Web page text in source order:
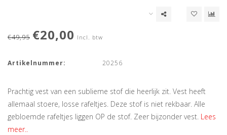
€49,95 €20,00 Incl. btw
Artikelnummer: 20256
Prachtig vest van een sublieme stof die heerlijk zit. Vest heeft
allemaal stoere, losse rafeltjes. Deze stof is niet rekbaar. Alle
gebloemde rafeltjes liggen OP de stof. Zeer bijzonder vest. Lees
meer..